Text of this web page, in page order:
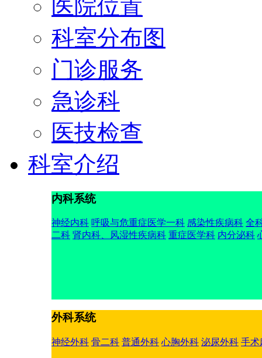
医院位置
科室分布图
门诊服务
急诊科
医技检查
科室介绍
内科系统
神经内科 呼吸与危重症医学一科 感染性疾病科 全
二科 肾内科、风湿性疾病科 重症医学科 内分泌科
外科系统
神经外科 骨二科 普通外科 心胸外科 泌尿外科 手术